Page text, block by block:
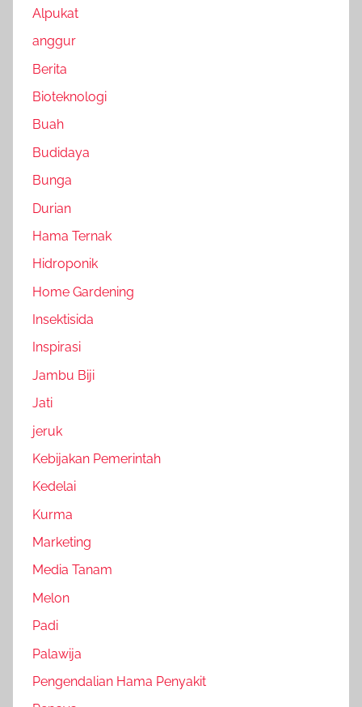
Alpukat
anggur
Berita
Bioteknologi
Buah
Budidaya
Bunga
Durian
Hama Ternak
Hidroponik
Home Gardening
Insektisida
Inspirasi
Jambu Biji
Jati
jeruk
Kebijakan Pemerintah
Kedelai
Kurma
Marketing
Media Tanam
Melon
Padi
Palawija
Pengendalian Hama Penyakit